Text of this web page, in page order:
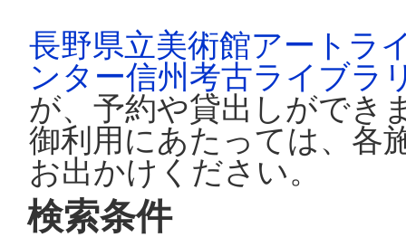
長野県立美術館アートラ
ンター信州考古ライブラ
が、予約や貸出しができ
御利用にあたっては、各
お出かけください。
検索条件